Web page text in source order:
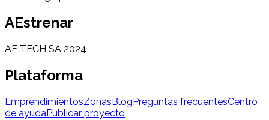
AEstrenar
AE TECH SA 2024
Plataforma
EmprendimientosZonasBlogPreguntas frecuentesCentro
de ayudaPublicar proyecto